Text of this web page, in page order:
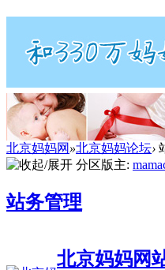
北京妈妈网 »北京妈妈论坛›
分区版主:
站务管理
北京妈妈网